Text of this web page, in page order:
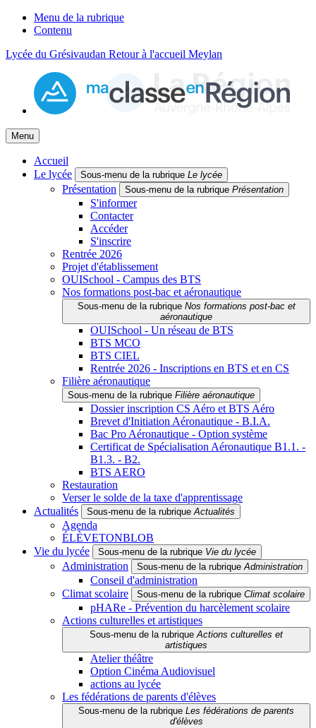
Menu de la rubrique
Contenu
Lycée du Grésivaudan Retour à l'accueil Meylan
Menu
Accueil
Le lycée
Sous-menu de la rubrique Le lycée
Présentation Sous-menu de la rubrique Présentation
S'informer
Contacter
Accéder
S'inscrire
Rentrée 2026
Projet d'établissement
OUISchool - Campus des BTS
Nos formations post-bac et aéronautique
Sous-menu de la rubrique Nos formations post-bac et
aéronautique
OUISchool - Un réseau de BTS
BTS MCO
BTS CIEL
Rentrée 2026 - Inscriptions en BTS et en CS
Filière aéronautique
Sous-menu de la rubrique Filière aéronautique
Dossier inscription CS Aéro et BTS Aéro
Brevet d'Initiation Aéronautique - B.I.A.
Bac Pro Aéronautique - Option système
Certificat de Spécialisation Aéronautique B1.1. -
B1.3. - B2.
BTS AERO
Restauration
Verser le solde de la taxe d'apprentissage
Actualités
Sous-menu de la rubriqueActualités
Agenda
ÉLÈVETONBLOB
Vie du lycée
Sous-menu de la rubrique Vie du lycée
Administration Sous-menu de la rubriqueAdministration
Conseil d'administration
Climat scolaire
Sous-menu de la rubrique Climat scolaire
pHARe - Prévention du harcèlement scolaire
Actions culturelles et artistiques
Sous-menu de la rubriqueActions culturelles et
artistiques
Atelier théâtre
Option Cinéma Audiovisuel
actions au lycée
Les fédérations de parents d'élèves
Sous-menu de la rubrique Les fédérations de parents
d'élèves